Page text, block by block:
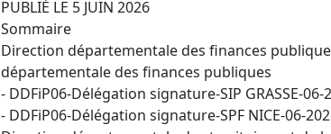
PUBLIÉ LE 5 JUIN 2026
Sommaire
Direction départementale des finances
départementale des finances publiques
- DDFiP06-Délégation signature-SIP GRASSE-
- DDFiP06-Délégation signature-SPF NICE-06-